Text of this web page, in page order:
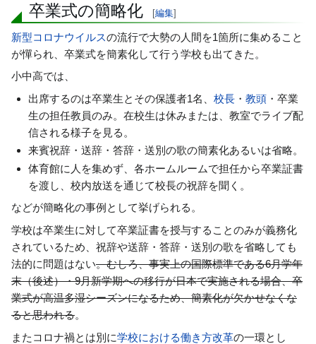
卒業式の簡略化 [編集]
新型コロナウイルスの流行で大勢の人間を1箇所に集めること
が憚られ、卒業式を簡素化して行う学校も出てきた。
小中高では、
出席するのは卒業生とその保護者1名、校長 ・教頭 ・卒業
生の担任教員のみ。在校生は休みまたは、教室でライブ配
信される様子を見る。
来賓祝辞・送辞・答辞・送別の歌の簡素化あるいは省略。
体育館に人を集めず、各ホームルームで担任から卒業証書
を渡し、校内放送を通じて校長の祝辞を聞く。
などが簡略化の事例として挙げられる。
学校は卒業生に対して卒業証書を授与することのみが義務化
されているため、祝辞や送辞・答辞・送別の歌を省略しても
法的に問題はない。むしろ、事実上の国際標準である6月学年
末（後述）・9月新学期への移行が日本で実施される場合、卒
業式が高温多湿シーズンになるため、簡素化が欠かせなくな
ると思われる。
またコロナ禍とは別に学校における働き方改革の一環とし